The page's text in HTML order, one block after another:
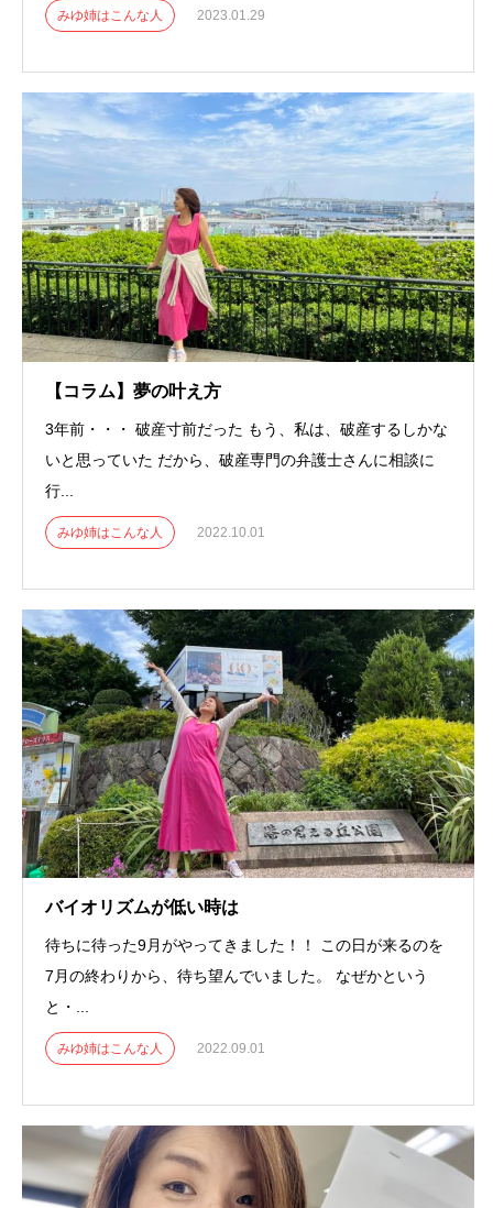
みゆ姉はこんな人 2023.01.29
【コラム】夢の叶え方
3年前・・・ 破産寸前だった もう、私は、破産するしかな
いと思っていた だから、破産専門の弁護士さんに相談に
行...
みゆ姉はこんな人 2022.10.01
バイオリズムが低い時は
待ちに待った9月がやってきました！！ この日が来るのを
7月の終わりから、待ち望んでいました。 なぜかという
と・...
みゆ姉はこんな人 2022.09.01